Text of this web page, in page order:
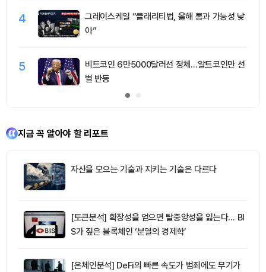
4
그레이스케일 “클래리티법, 올해 통과 가능성 낮
아”
5
비트코인 6만5000달러선 정체…알트코인만 선
별 반등
지금 꼭 알아야 할 리포트
자산을 모으는 기술과 지키는 기술은 다르다
[토큰분석] 확장성을 얻으면 탈중앙성을 잃는다… BI
S가 짚은 블록체인 ‘분열의 경제학’
[온체인분석] DeFi의 빠른 속도가 범죄에도 무기가